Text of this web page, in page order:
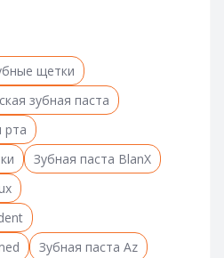
щетки
зубная паста
рта
Зубная паста BlanX
Зубная паста Az